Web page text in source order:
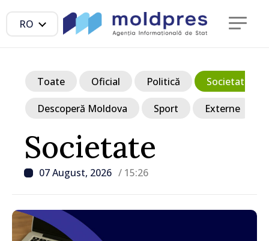
RO
Societate
07 August, 2026 / 15:26
Toate Oficial Politică Societate
Descoperă Moldova Sport Externe